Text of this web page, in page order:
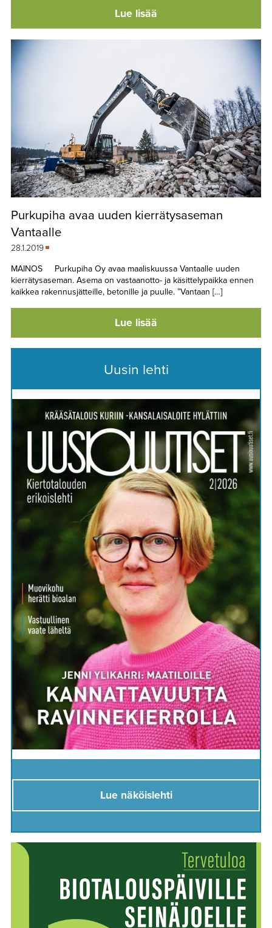
Lue lisää
Purkupiha avaa uuden kierrätysaseman
Vantaalle
28.1.2019
MAINOS Purkupiha Oy avaa maaliskuussa Vantaalle uuden
kierrätysaseman. Asema on vastaanotto- ja käsittelypaikka ennen
kaikkea rakennusjätteille, betonille ja puulle. ”Vantaan […]
Lue lisää
Uusin lehti
Lue näköislehti